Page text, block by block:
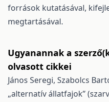
források kutatásával,
megtartásával.
Ugyanannak a
olvasott cikkei
János Seregi, Szabolcs
„alternatív állatfajok”